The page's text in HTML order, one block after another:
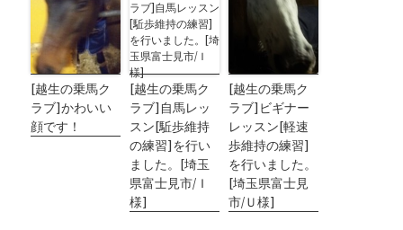
[越生の乗馬ク
ラブ]かわいい
顔です！
[越生の乗馬ク
ラブ]自馬レッ
スン[駈歩維持
の練習]を行い
ました。[埼玉
県富士見市/Ｉ
様]
[越生の乗馬ク
ラブ]ビギナー
レッスン[軽速
歩維持の練習]
を行いました。
[埼玉県富士見
市/Ｕ様]